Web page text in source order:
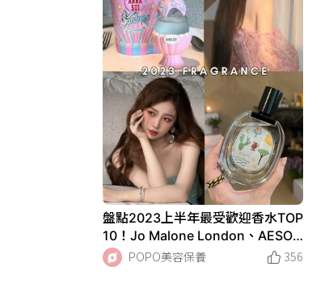
盤點2023上半年最受歡迎香水TOP
10！Jo Malone London、AESO
P、diptyque都是溫柔姐姐香！
POPO美容保養 356